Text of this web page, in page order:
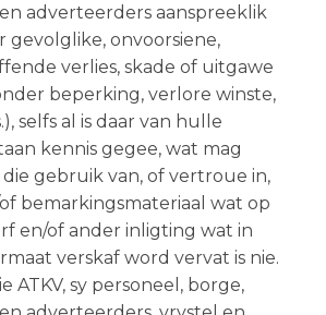
adverteerders aanspreeklik
gevolglike, onvoorsiene,
verlies, skade of uitgawe
beperking, verlore winste,
selfs al is daar van hulle
kennis gegee, wat mag
gebruik van, of vertroue in,
bemarkingsmateriaal wat op
en/of ander inligting wat in
verskaf word vervat is nie.
ATKV, sy personeel, borge,